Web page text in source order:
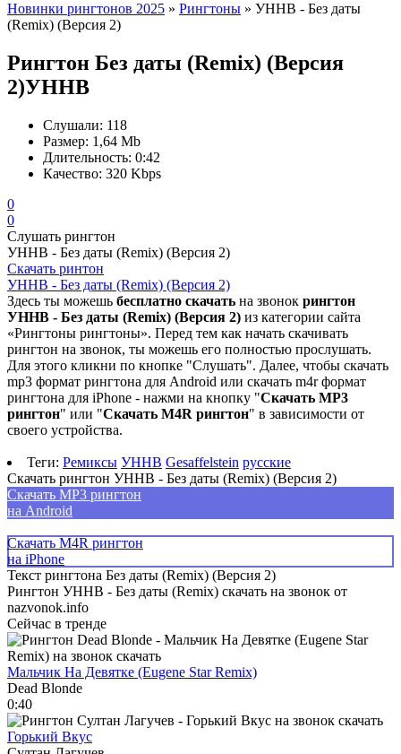
Новинки рингтонов 2025 » Рингтоны » УННВ - Без даты
(Remix) (Версия 2)
Рингтон Без даты (Remix) (Версия
2)УННВ
Слушали: 118
Размер: 1,64 Mb
Длительность: 0:42
Качество: 320 Kbps
0
0
Слушать рингтон
УННВ - Без даты (Remix) (Версия 2)
Скачать ринтон
УННВ - Без даты (Remix) (Версия 2)
Здесь ты можешь бесплатно скачать на звонок рингтон
УННВ - Без даты (Remix) (Версия 2) из категории сайта
«Рингтоны рингтоны». Перед тем как начать скачивать
рингтон на звонок, ты можешь его полностью прослушать.
Для этого кликни по кнопке "Слушать". Далее, чтобы скачать
mp3 формат рингтона для Android или скачать m4r формат
рингтона для iPhone - нажми на кнопку "Скачать MP3
рингтон" или "Скачать M4R рингтон" в зависимости от
своего устройства.
Теги: Ремиксы УННВ Gesaffelstein русские
Скачать рингтон УННВ - Без даты (Remix) (Версия 2)
Скачать MP3 рингтон
на Android
Скачать M4R рингтон
на iPhone
Текст рингтона Без даты (Remix) (Версия 2)
Рингтон УННВ - Без даты (Remix) скачать на звонок от
nazvonok.info
Сейчас в тренде
Мальчик На Девятке (Eugene Star Remix)
Dead Blonde
0:40
Горький Вкус